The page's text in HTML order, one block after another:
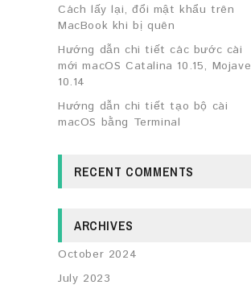
Cách lấy lại, đổi mật khẩu trên
MacBook khi bị quên
Hướng dẫn chi tiết các bước cài
mới macOS Catalina 10.15, Mojave
10.14
Hướng dẫn chi tiết tạo bộ cài
macOS bằng Terminal
RECENT COMMENTS
ARCHIVES
October 2024
July 2023